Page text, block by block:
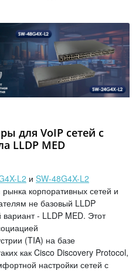
для VoIP сетей с
LLDP MED
L2 и SW-48G4X-L2
корпоративных сетей и
не базовый LLDP
- LLDP MED. Этот
(TIA) на базе
как Cisco Discovery Protocol,
настройки сетей с